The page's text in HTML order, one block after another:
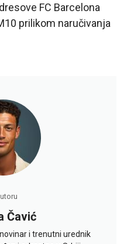
FC Barcelona
prilikom naručivanja
Čavić
i trenutni urednik